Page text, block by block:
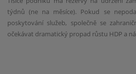
týdnů (ne na měsíce). Pokud se
poskytování služeb, společně se
očekávat dramatický propad růstu HDP a